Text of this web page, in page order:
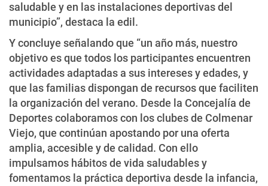
saludable y en las instalaciones deportivas del
municipio”, destaca la edil.
Y concluye señalando que “un año más, nuestro
objetivo es que todos los participantes encuentren
actividades adaptadas a sus intereses y edades, y
que las familias dispongan de recursos que faciliten
la organización del verano. Desde la Concejalía de
Deportes colaboramos con los clubes de Colmenar
Viejo, que continúan apostando por una oferta
amplia, accesible y de calidad. Con ello
impulsamos hábitos de vida saludables y
fomentamos la práctica deportiva desde la infancia,